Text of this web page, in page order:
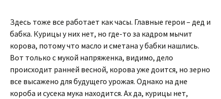
Здесь тоже все работает как часы. Главные герои – дед и
бабка. Курицы у них нет, но где-то за кадром мычит
корова, потому что масло и сметана у бабки нашлись.
Вот только с мукой напряженка, видимо, дело
происходит ранней весной, корова уже доится, но зерно
все высажено для будущего урожая. Однако на дне
короба и сусека мука находится. Ах да, курицы нет,